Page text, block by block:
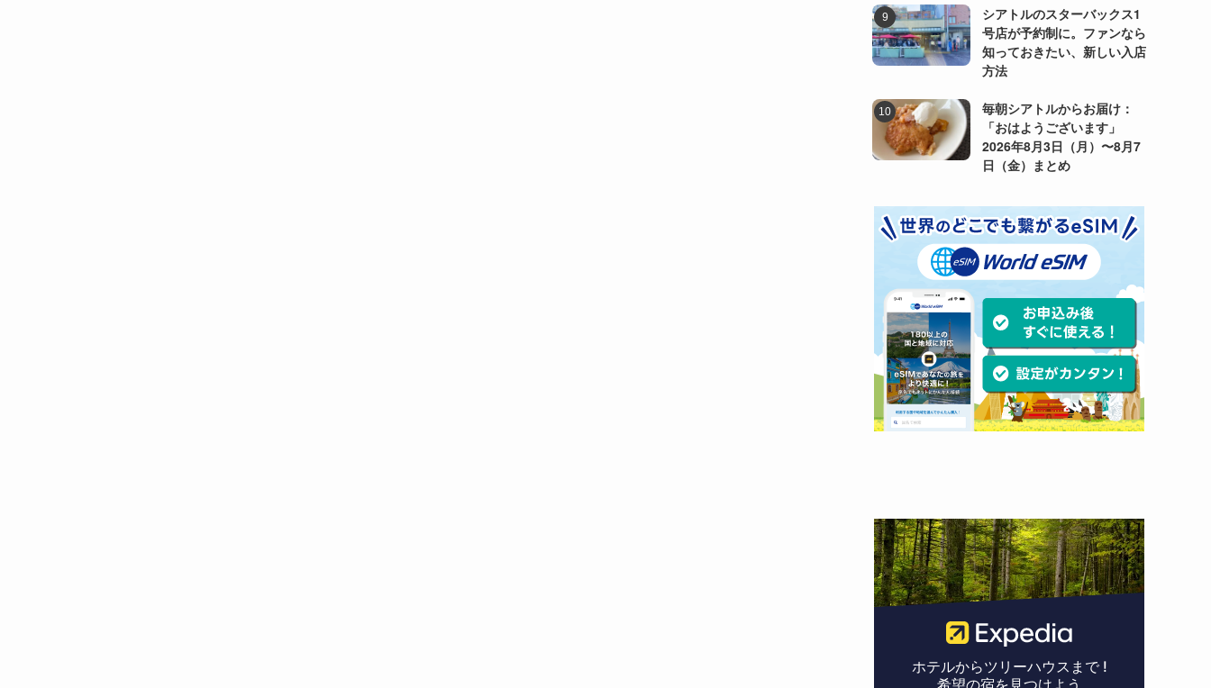
シアトルのスターバックス1
号店が予約制に。ファンなら
知っておきたい、新しい入店
方法
毎朝シアトルからお届け：
「おはようございます」
2026年8月3日（月）〜8月7
日（金）まとめ